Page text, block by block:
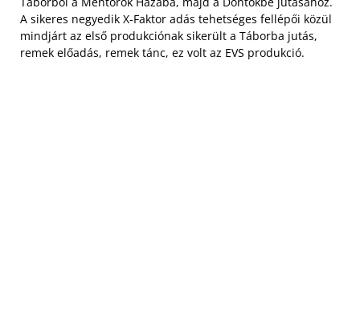
A sikeres negyedik X-Faktor adás tehetséges fellépői közül
mindjárt az első produkciónak sikerült a Táborba jutás,
remek előadás, remek tánc, ez volt az EVS produkció.